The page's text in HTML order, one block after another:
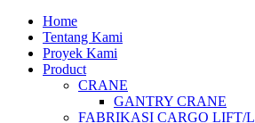
Home
Tentang Kami
Proyek Kami
Product
CRANE
GANTRY CRANE
FABRIKASI CARGO LIFT/